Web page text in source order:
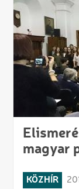
magyar
KÖZHÍR